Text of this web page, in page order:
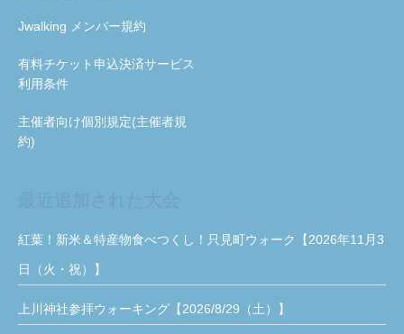
Jwalking メンバー規約
有料チケット申込決済サービス
利用条件
主催者向け個別規定(主催者規
約)
紅葉！新米＆特産物食べつくし！只見町ウォーク【2026年11月3
日（火・祝）】
上川神社参拝ウォーキング【2026/8/29（土）】